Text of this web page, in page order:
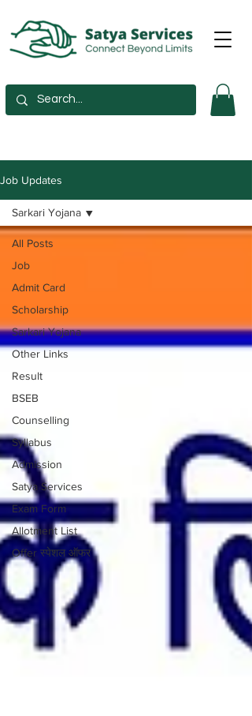
Job Updates
All Posts
Job
Admit Card
Scholarship
Sarkari Yojana
Other Links
Result
BSEB
Counselling
Syllabus
Admission
Satya Services
Exam Form
Allotment List
Offer स्पेशल ऑफर
Sarkari Yojana